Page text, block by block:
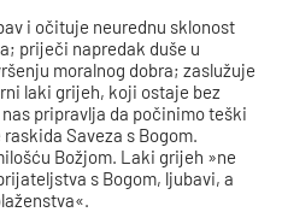
i očituje neurednu sklonost
priječi napredak duše u
moralnog dobra; zaslužuje
laki grijeh, koji ostaje bez
pripravlja da počinimo teški
Saveza s Bogom.
Božjom. Laki grijeh »ne
s Bogom, ljubavi, a